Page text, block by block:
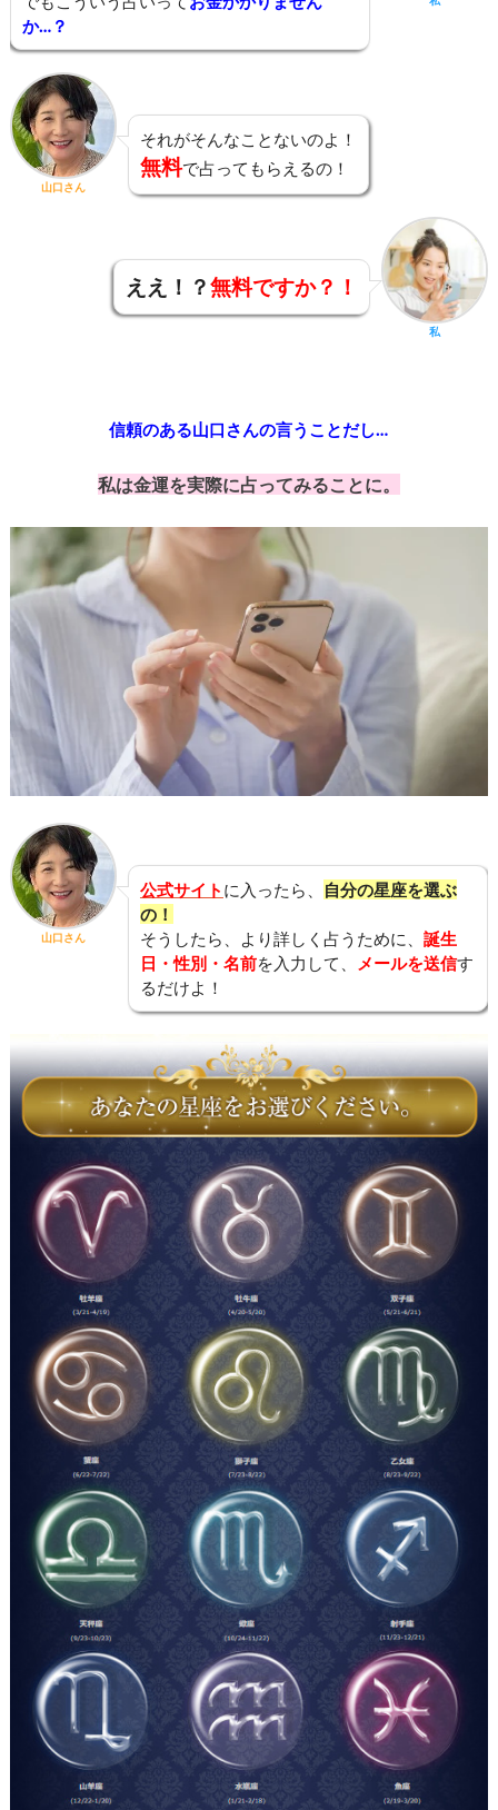
か…？
山口さん
それがそんなことないのよ！
無料で占ってもらえるの！
ええ！？無料ですか？！
私
信頼のある山口さんの言うことだし…
私は金運を実際に占ってみることに。
山口さん
公式サイト に入ったら、 自分の星座を選ぶ
の！
そうしたら、より詳しく占うために、 誕生
日・性別・名前を入力して、 メールを送信す
るだけよ！